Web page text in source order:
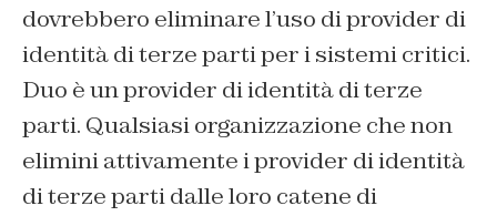
dovrebbero eliminare l’uso di provider di
identità di terze parti per i sistemi critici.
Duo è un provider di identità di terze
parti. Qualsiasi organizzazione che non
elimini attivamente i provider di identità
di terze parti dalle loro catene di